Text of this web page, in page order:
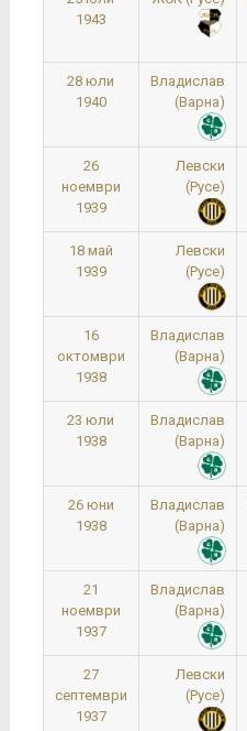
1943
28 юли
1940
Владислав
(Варна)
26
ноември
1939
Левски
(Русе)
18 май
1939
Левски
(Русе)
16
октомври
1938
Владислав
(Варна)
23 юли
1938
Владислав
(Варна)
26 юни
1938
Владислав
(Варна)
21
ноември
1937
Владислав
(Варна)
27
септември
1937
Левски
(Русе)